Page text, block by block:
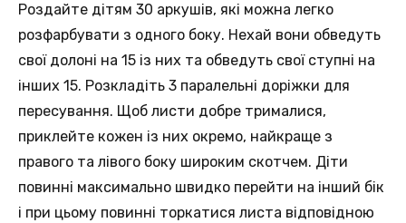
Роздайте дітям 30 аркушів, які можна легко
розфарбувати з одного боку. Нехай вони обведуть
свої долоні на 15 із них та обведуть свої ступні на
інших 15. Розкладіть 3 паралельні доріжки для
пересування. Щоб листи добре трималися,
приклейте кожен із них окремо, найкраще з
правого та лівого боку широким скотчем. Діти
повинні максимально швидко перейти на інший бік
і при цьому повинні торкатися листа відповідною